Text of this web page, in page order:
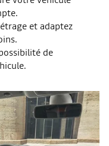
et adaptez
de